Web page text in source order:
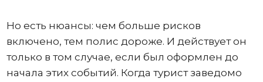
Но есть нюансы: чем больше рисков
включено, тем полис дороже. И действует он
только в том случае, если был оформлен до
начала этих событий. Когда турист заведомо